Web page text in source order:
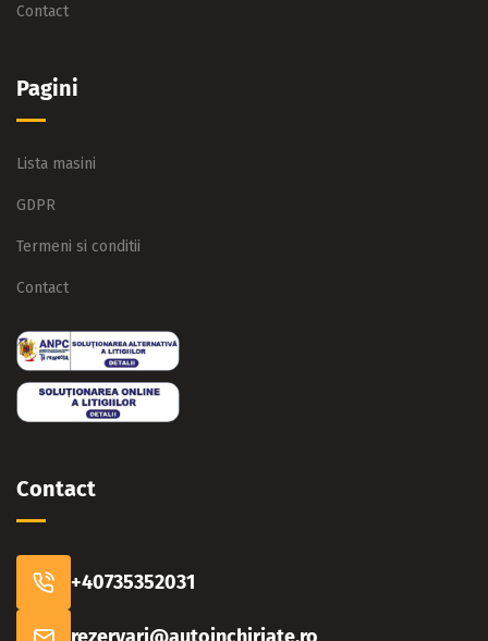
Contact
Pagini
Lista masini
GDPR
Termeni si conditii
Contact
Contact
+40735352031